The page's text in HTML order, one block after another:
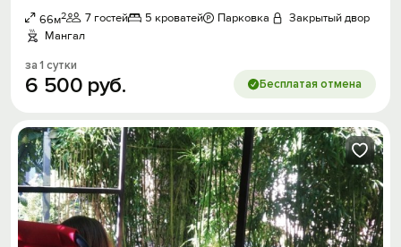
66м2 7 гостей 5 кроватей Парковка
Закрытый двор
Мангал
за 1 сутки
6 500 руб. Бесплатая отмена